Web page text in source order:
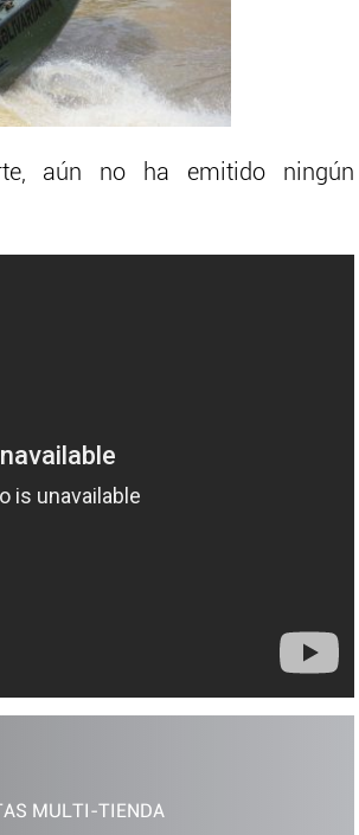
aún no ha emitido ningún
MULTI-TIENDA